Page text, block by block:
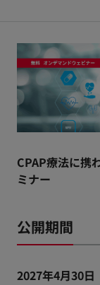
CPAP療法に携
ミナー
公開期間
2027年4月30日